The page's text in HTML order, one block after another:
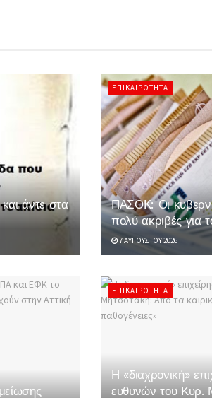
άντε στα
ΕΠΙΚΑΙΡΌΤΗΤΑ
ΠΑΣΟΚ: Οι
πολύ ακριβές για
7 ΑΥΓΟΎΣΤΟΥ 2026
ΕΠΙΚΑΙΡΌΤΗΤΑ
Η «διαχρονική»
ευθυνών του Κυρ.